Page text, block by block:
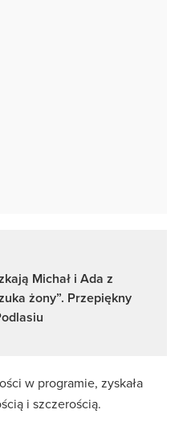
Michał i Ada z
żony”. Przepiękny
w programie, zyskała
i szczerością.